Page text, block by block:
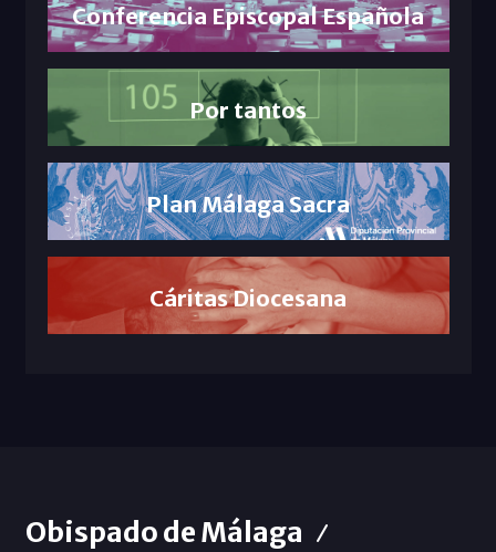
Conferencia Episcopal Española
Por tantos
Plan Málaga Sacra
Cáritas Diocesana
Obispado de Málaga